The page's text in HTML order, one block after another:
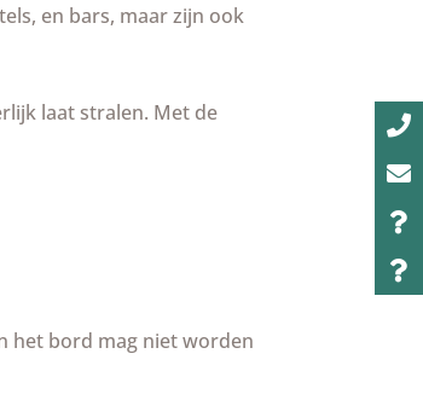
en bars, maar zijn ook
laat stralen. Met de
het bord mag niet worden